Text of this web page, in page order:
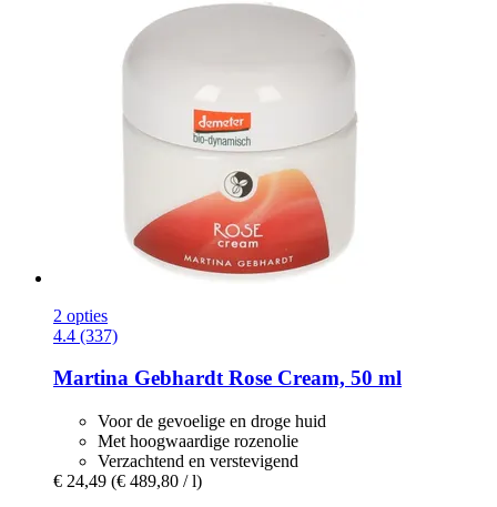
2 opties
4.4 (337)
Martina GebhardtRose Cream, 50 ml
Voor de gevoelige en droge huid
Met hoogwaardige rozenolie
Verzachtend en verstevigend
€ 24,49 (€ 489,80 / l)